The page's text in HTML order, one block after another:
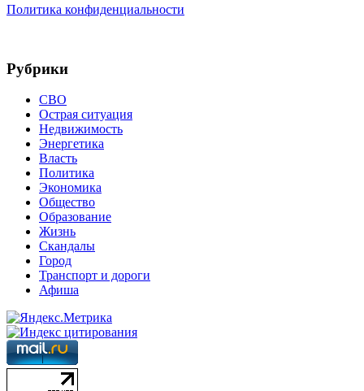
Политика конфиденциальности
Рубрики
СВО
Острая ситуация
Недвижимость
Энергетика
Власть
Политика
Экономика
Общество
Образование
Жизнь
Скандалы
Город
Транспорт и дороги
Афиша